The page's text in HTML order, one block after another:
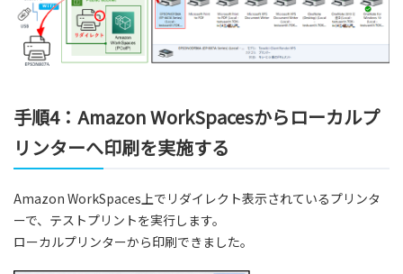
手順4：Amazon WorkSpacesからローカルプ
リンターへ印刷を実施する
Amazon WorkSpaces上でリダイレクト表示されているプリンタ
ーで、テストプリントを実行します。
ローカルプリンターから印刷できました。